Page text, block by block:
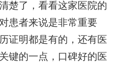
楚了，看看这家医院的
患者来说是非常重要
证明都是有的，还有医
键的一点，口碑好的医